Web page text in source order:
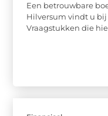
Een betrouwbare
Hilversum vindt u bij
Vraagstukken die